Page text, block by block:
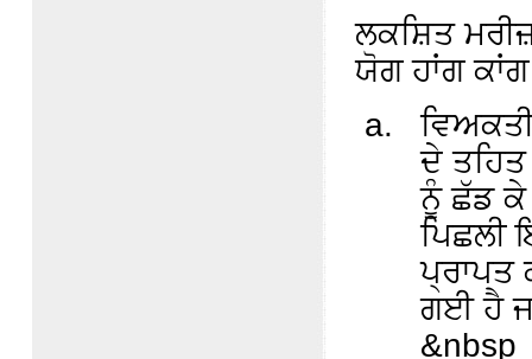
ਲਕਸ਼ਿਤ
ਯੋਗ ਹਾਂਗ
ਦੇ ਤਹਿਤ
ਨੂੰ ਛੱਡ ਕੇ
ਪਿਛਲੀ
ਪ੍ਰਾਪਤ
ਗਈ ਹੈ
&nbsp